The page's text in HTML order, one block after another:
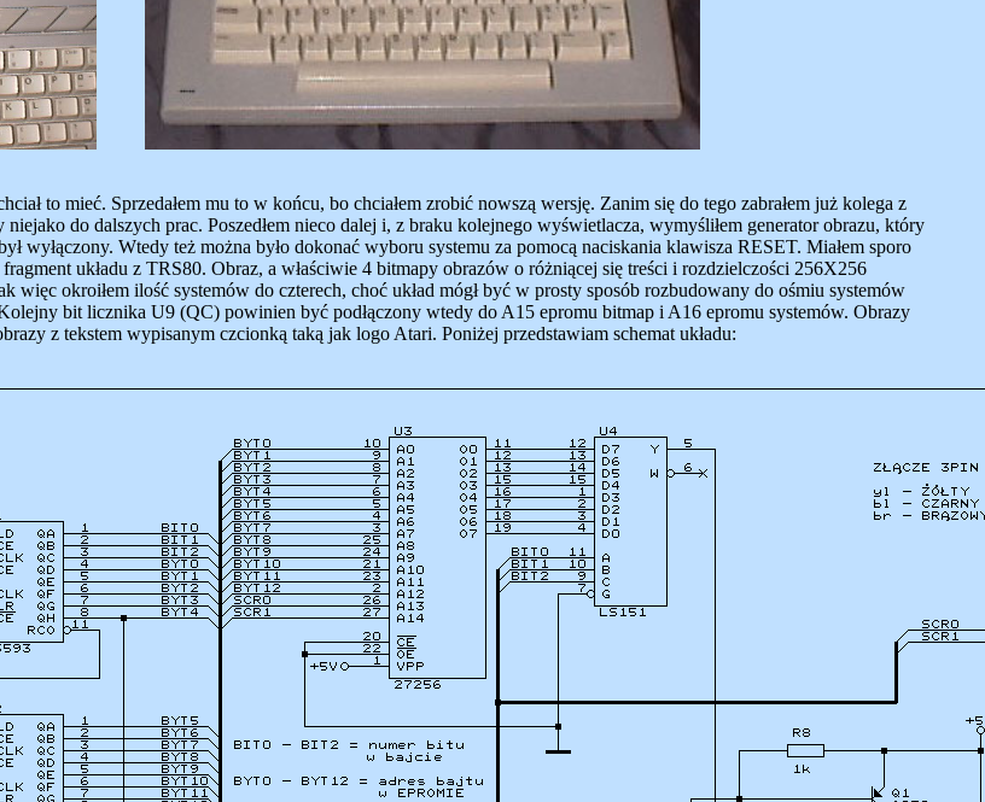
to mieć. Sprzedałem mu to w końcu, bo chciałem zrobić nowszą wersję. Zanim się do tego zabrałem już kolega z
do dalszych prac. Poszedłem nieco dalej i, z braku kolejnego wyświetlacza, wymyśliłem generator obrazu, który
wyłączony. Wtedy też można było dokonać wyboru systemu za pomocą naciskania klawisza RESET. Miałem sporo
układu z TRS80. Obraz, a właściwie 4 bitmapy obrazów o różniącej się treści i rozdzielczości 256X256
okroiłem ilość systemów do czterech, choć układ mógł być w prosty sposób rozbudowany do ośmiu systemów
bit licznika U9 (QC) powinien być podłączony wtedy do A15 epromu bitmap i A16 epromu systemów. Obrazy
z tekstem wypisanym czcionką taką jak logo Atari. Poniżej przedstawiam schemat układu: